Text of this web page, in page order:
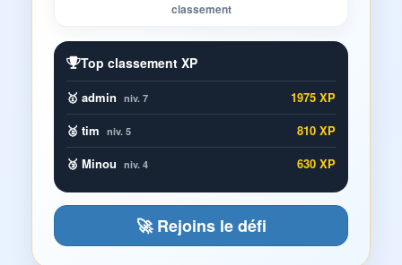
classement
Top classement XP
🥇 admin niv. 7
1975 XP
🥈 tim niv. 5
810 XP
🥉 Minou niv. 4 630 XP
🚀 Rejoins le défi